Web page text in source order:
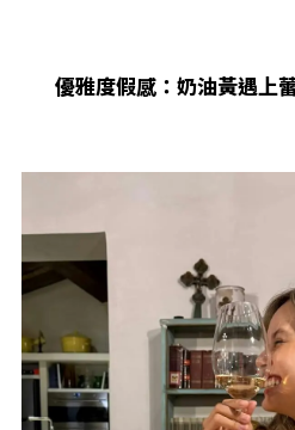
優雅度假感：奶油黃遇上